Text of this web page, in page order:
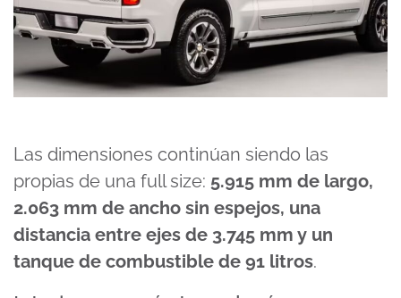
Las dimensiones continúan siendo las
propias de una full size: 5.915 mm de largo,
2.063 mm de ancho sin espejos, una
distancia entre ejes de 3.745 mm y un
tanque de combustible de 91 litros.